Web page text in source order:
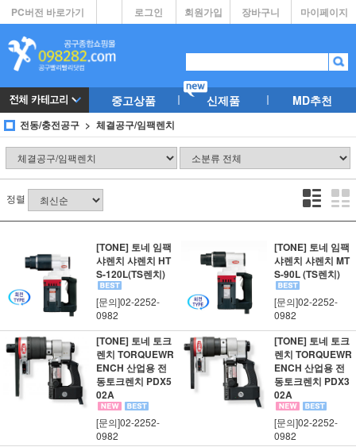
PC버전 바로가기 마이페이지
장바구니
회원가입
로그인
중고상품 신제품 MD추천
전동/충전공구 체결공구/임팩렌치
정렬
[TONE] 토네 임팩
샤렌치 샤렌치 HT
S-120L(TS렌치)
[문의]02-2252-
0982
[TONE] 토네 임팩
샤렌치 샤렌치 MT
S-90L (TS렌치)
[문의]02-2252-
0982
[TONE] 토네 토크
렌치 TORQUEWR
ENCH 산업용 전
동토크렌치 PDX5
02A
[문의]02-2252-
0982
[TONE] 토네 토크
렌치 TORQUEWR
ENCH 산업용 전
동토크렌치 PDX3
02A
[문의]02-2252-
0982